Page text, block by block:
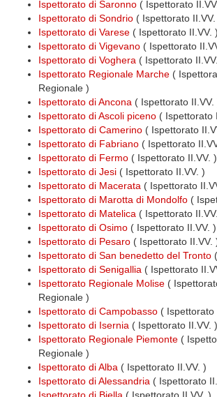
Ispettorato di Saronno ( Ispettorato
Ispettorato di Sondrio ( Ispettorato II.VV.
Ispettorato di Varese ( Ispettorato II.VV. )
Ispettorato di Vigevano ( Ispettorato
Ispettorato di Voghera ( Ispettorato
Ispettorato Regionale Marche (
Regionale )
Ispettorato di Ancona ( Ispettorato II.VV.
Ispettorato di Ascoli piceno ( Ispettorato
Ispettorato di Camerino ( Ispettorato
Ispettorato di Fabriano ( Ispettorato
Ispettorato di Fermo ( Ispettorato II.VV. )
Ispettorato di Jesi ( Ispettorato II.VV. )
Ispettorato di Macerata ( Ispettorato
Ispettorato di Marotta di Mondolfo (
Ispettorato di Matelica ( Ispettorato
Ispettorato di Osimo ( Ispettorato II.VV. )
Ispettorato di Pesaro ( Ispettorato II.VV.
Ispettorato di San benedetto del Tronto
Ispettorato di Senigallia ( Ispettorato
Ispettorato Regionale Molise (
Regionale )
Ispettorato di Campobasso ( Ispettorato
Ispettorato di Isernia ( Ispettorato II.VV. )
Ispettorato Regionale Piemonte (
Regionale )
Ispettorato di Alba ( Ispettorato II.VV. )
Ispettorato di Alessandria ( Ispettorato